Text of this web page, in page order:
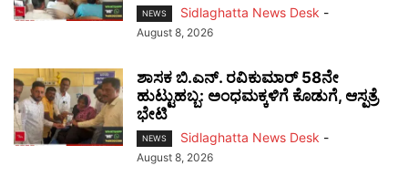
NEWS Sidlaghatta News Desk -
August 8, 2026
ಶಾಸಕ ಬಿ.ಎನ್. ರವಿಕುಮಾರ್ 58ನೇ
ಹುಟ್ಟುಹಬ್ಬ: ಅಂಧಮಕ್ಕಳಿಗೆ ಕೊಡುಗೆ, ಆಸ್ಪತ್ರೆ
ಭೇಟಿ
NEWS Sidlaghatta News Desk -
August 8, 2026